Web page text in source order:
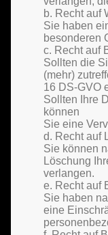
b. Recht auf
Sie haben
besonderen
c. Recht auf
Sollten die
(mehr)
16 DS-GVO
Sollten Ihre
können
Sie eine
d. Recht auf
Sie können
Löschung
verlangen.
e. Recht auf
Sie haben
eine